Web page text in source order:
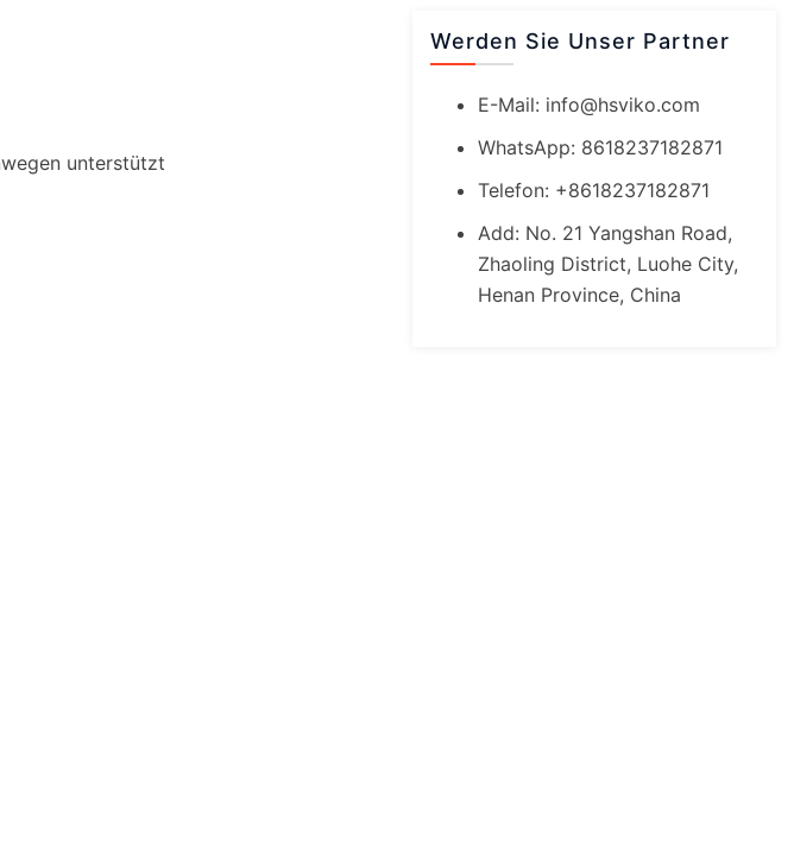
unterstützt
Werden Sie Unser Partner
E-Mail: info@hsviko.com
WhatsApp: 8618237182871
Telefon: +8618237182871
Add: No. 21 Yangshan Road,
Zhaoling District, Luohe City,
Henan Province, China